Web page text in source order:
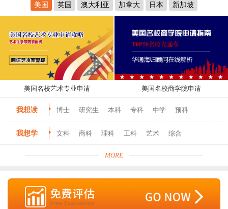
美国
英国 澳大利亚 加拿大 日本 新加坡
美国名校艺术专业申请 美国名校商学院申请
我想读 博士 研究生 本科 专科 中学 预科
我想学 文科 商科 理科 工科 艺术 综合
MORE